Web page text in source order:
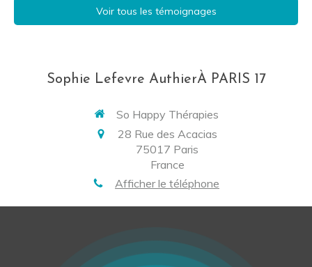
Voir tous les témoignages
Sophie Lefevre AuthierÀ PARIS 17
So Happy Thérapies
28 Rue des Acacias
75017 Paris
France
Afficher le téléphone